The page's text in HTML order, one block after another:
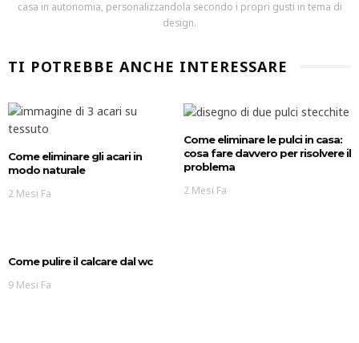
casa in autonomia, personalizzandola secondo i propri gusti in tema di
design.
TI POTREBBE ANCHE INTERESSARE
Come eliminare gli acari in
modo naturale
2 Mesi Fa
Come eliminare le pulci in casa:
cosa fare davvero per risolvere il
problema
2 Mesi Fa
Come pulire il calcare dal wc
9 Mesi Fa